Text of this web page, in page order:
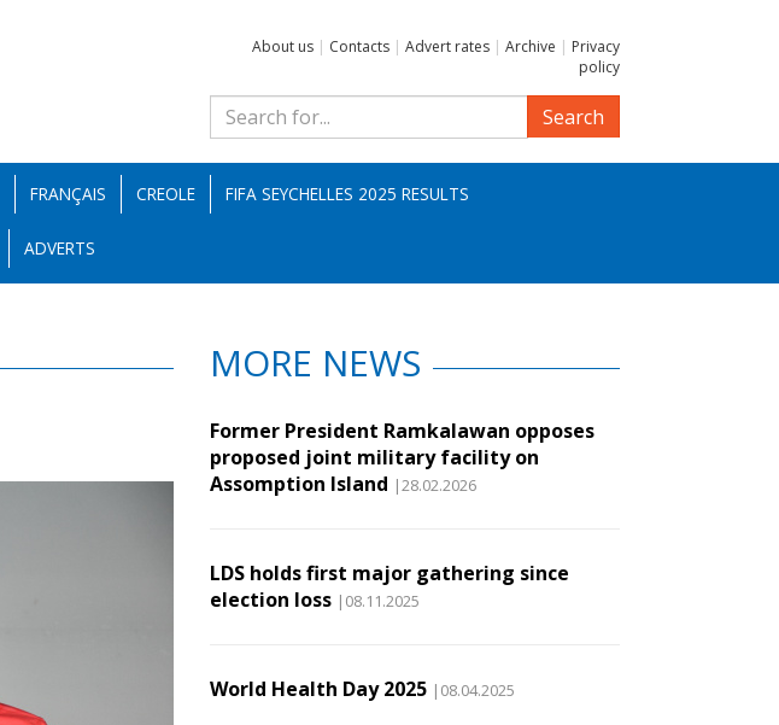
About us | Contacts | Advert rates | Archive | Privacy
policy
Search
FRANÇAIS CREOLE FIFA SEYCHELLES 2025 RESULTS
ADVERTS
MORE NEWS
Former President Ramkalawan opposes
proposed joint military facility on
Assomption Island |28.02.2026
LDS holds first major gathering since
election loss |08.11.2025
World Health Day 2025 |08.04.2025